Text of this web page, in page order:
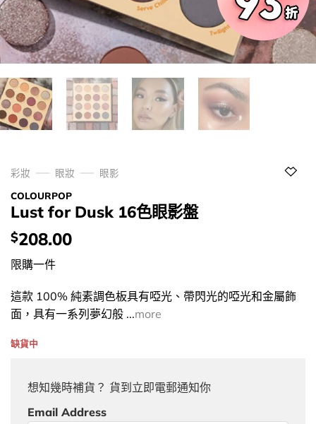
彩妝 眼妝
眼影
COLOURPOP
Lust for Dusk 16色眼影盤
價
錢：
$208.00
限購一件
這款 100% 純素調色板具有啞光、帶閃光的啞光和金屬飾
面，具有一系列夢幻般 ...more
缺貨中
想知幾時補貨？ 貨到立即電郵通知你
Email Address